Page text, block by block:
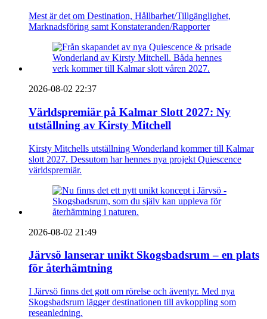
Mest är det om Destination, Hållbarhet/Tillgänglighet,
Marknadsföring samt Konstateranden/Rapporter
2026-08-02 22:37
Världspremiär på Kalmar Slott 2027: Ny
utställning av Kirsty Mitchell
Kirsty Mitchells utställning Wonderland kommer till Kalmar
slott 2027. Dessutom har hennes nya projekt Quiescence
världspremiär.
2026-08-02 21:49
Järvsö lanserar unikt Skogsbadsrum – en plats
för återhämtning
I Järvsö finns det gott om rörelse och äventyr. Med nya
Skogsbadsrum lägger destinationen till avkoppling som
reseanledning.